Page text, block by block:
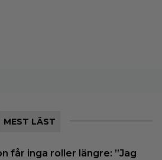
MEST LÄST
får inga roller längre: ”Jag